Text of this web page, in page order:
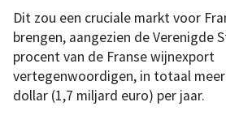
Dit zou een cruciale markt voor
brengen, aangezien de Verenigde
procent van de Franse wijnexport
vertegenwoordigen, in totaal
dollar (1,7 miljard euro) per jaar.